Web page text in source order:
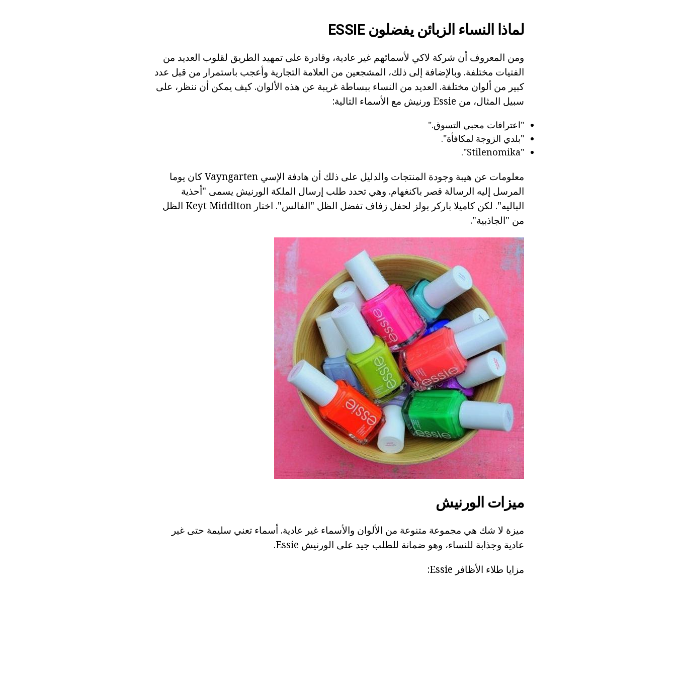
لماذا النساء الزبائن يفضلون ESSIE
ومن المعروف أن شركة لاكي لأسمائهم غير عادية، وقادرة على تمهيد الطريق لقلوب العديد من
الفتيات مختلفة. وبالإضافة إلى ذلك، المشجعين من العلامة التجارية وأعجب باستمرار من قبل عدد
كبير من ألوان مختلفة. العديد من النساء ببساطة غريبة عن هذه الألوان. كيف يمكن أن ننظر، على
سبيل المثال، من Essie ورنيش مع الأسماء التالية:
"اعترافات محبي التسوق."
"بلدي الزوجة لمكافأة".
"Stilenomika".
معلومات عن هيبة وجودة المنتجات والدليل على ذلك أن هادفة الإسي Vayngarten كان يوما
المرسل إليه الرسالة قصر باكنغهام. وهي تحدد طلب إرسال الملكة الورنيش يسمى "أحذية
الباليه". لكن كاميلا باركر بولز لحفل زفاف تفضل الظل "الفالس". اختار Keyt Middlton الظل
من "الجاذبية".
ميزات الورنيش
ميزة لا شك هي مجموعة متنوعة من الألوان والأسماء غير عادية. أسماء تعني سليمة حتى غير
عادية وجذابة للنساء، وهو ضمانة للطلب جيد على الورنيش Essie.
مزايا طلاء الأظافر Essie: